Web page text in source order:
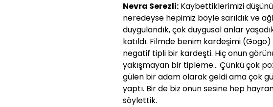
Nevra Serezli: Kaybettiklerimizi
neredeyse hepimiz böyle sarıldık ve
duygulandık, çok duygusal anlar
katıldı. Filmde benim kardeşimi
negatif tipli bir kardeşti. Hiç onun
yakışmayan bir tipleme... Çünkü çok
gülen bir adam olarak geldi ama çok
yaptı. Bir de biz onun sesine hep
söylettik.